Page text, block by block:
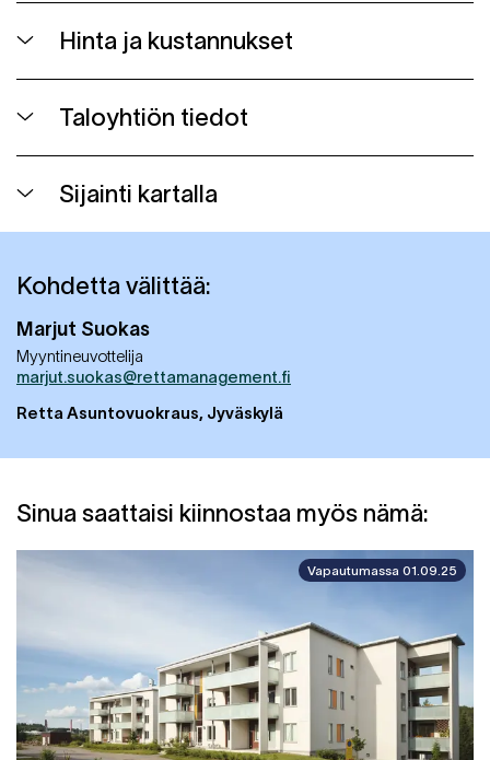
Hinta ja kustannukset
Taloyhtiön tiedot
Sijainti kartalla
Kohdetta välittää:
Marjut Suokas
Myyntineuvottelija
marjut.suokas@rettamanagement.fi
Retta Asuntovuokraus, Jyväskylä
Sinua saattaisi kiinnostaa myös nämä:
Vapautumassa 01.09.25